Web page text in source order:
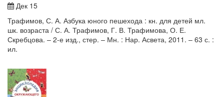
Дек 15
Трафимов, С. А. Азбука юного пешехода : кн. для детей мл.
шк. возраста / С. А. Трафимов, Г. В. Трафимова, О. Е.
Скребцова. – 2-е изд., стер. – Мн. : Нар. Асвета, 2011. – 63 с. :
ил.